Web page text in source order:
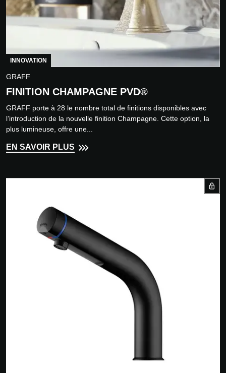
INNOVATION
GRAFF
FINITION CHAMPAGNE PVD®
GRAFF porte à 28 le nombre total de finitions disponibles avec
l’introduction de la nouvelle finition Champagne. Cette option, la
plus lumineuse, offre une...
EN SAVOIR PLUS